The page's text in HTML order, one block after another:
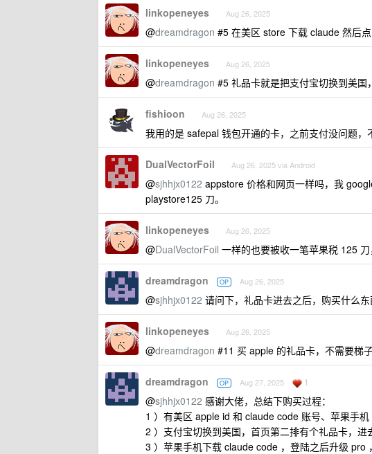
linkopeneyes Aug 26, 2025
@dreamdragon #5 在美区 store 下载 claude 然后
linkopeneyes Aug 26, 2025
@dreamdragon #5 礼品卡就是把支付宝切换到美
fishioon Aug 26, 2025
我用的是 safepal 钱包开通的卡，之前支付没问题
DualVectorFoil Aug 26, 2025 via Android
@sjhhjx0122 appstore 价格和网页一样吗，我
playstore125 刀。
linkopeneyes Aug 26, 2025
@DualVectorFoil 一样的也要被收一笔苹果税 125
dreamdragon OP Aug 26, 2025
@sjhhjx0122 请问下，礼品卡进去之后，购买什么
linkopeneyes Aug 26, 2025
@dreamdragon #11 买 apple 的礼品卡，不需要梯
dreamdragon OP Aug 27, 2025 1
@sjhhjx0122 感谢大佬，总结下购买过程：
1 ）有美区 apple id 和 claude code 账号、苹果手机
2 ）支付宝切换到美国，首页第二排有个礼品卡，
3 ）苹果手机下载 claude code ，登陆之后升级 pro